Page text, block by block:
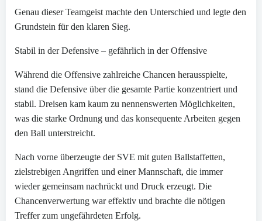
Genau dieser Teamgeist machte den Unterschied und legte den
Grundstein für den klaren Sieg.
Stabil in der Defensive – gefährlich in der Offensive
Während die Offensive zahlreiche Chancen herausspielte,
stand die Defensive über die gesamte Partie konzentriert und
stabil. Dreisen kam kaum zu nennenswerten Möglichkeiten,
was die starke Ordnung und das konsequente Arbeiten gegen
den Ball unterstreicht.
Nach vorne überzeugte der SVE mit guten Ballstaffetten,
zielstrebigen Angriffen und einer Mannschaft, die immer
wieder gemeinsam nachrückt und Druck erzeugt. Die
Chancenverwertung war effektiv und brachte die nötigen
Treffer zum ungefährdeten Erfolg.